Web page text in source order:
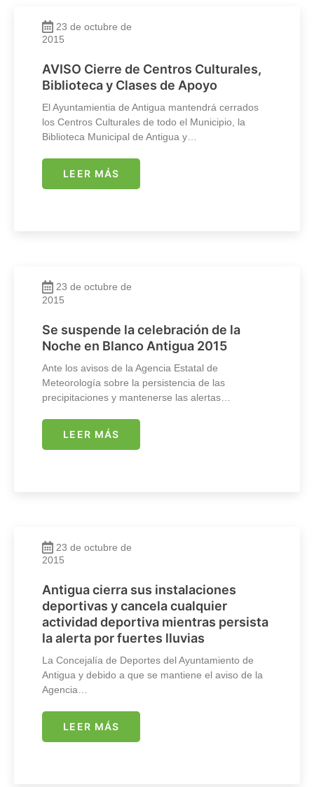
23 de octubre de
2015
AVISO Cierre de Centros Culturales,
Biblioteca y Clases de Apoyo
El Ayuntamientia de Antigua mantendrá cerrados
los Centros Culturales de todo el Municipio, la
Biblioteca Municipal de Antigua y…
LEER MÁS
23 de octubre de
2015
Se suspende la celebración de la
Noche en Blanco Antigua 2015
Ante los avisos de la Agencia Estatal de
Meteorología sobre la persistencia de las
precipitaciones y mantenerse las alertas…
LEER MÁS
23 de octubre de
2015
Antigua cierra sus instalaciones
deportivas y cancela cualquier
actividad deportiva mientras persista
la alerta por fuertes lluvias
La Concejalía de Deportes del Ayuntamiento de
Antigua y debido a que se mantiene el aviso de la
Agencia…
LEER MÁS